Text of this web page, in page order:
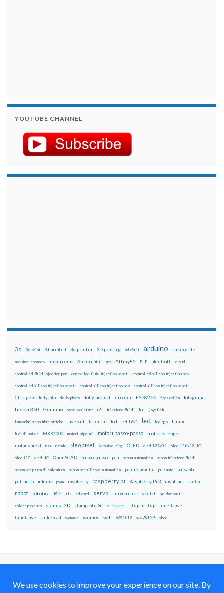
YOUTUBE CHANNEL
3d 3d print 3d printed 3d printer 3D printing adafruit arduino arduino ide
arduino leonardo arduino uno Arduino Yún arm Attiny85 BLE bluetooth cloud
controlled fluid injection pen controlled fluid injection pencil controlled silicon injection pen
controlled silicon injection pencil control silicon injection pen control silicon injection pencil
CtrlJ pen dolly foto dolly photo dolly project encoder ESP8266 fibra ottica fotografia
fusion 360 Genuino home assistant i2c iniezione fluidi IoT joystick
lampadario con fibre ottiche lasercut laser cut lcd lcd 16x2 led led rgb Linux
luci di natale MKR1000 motori bipolari motori passo-passo motori stepper
motor shield nas natale Neopixel Neopixel ring OLED oled 128x32 oled 128x32 IIC
oled i2C oled IIC OpenSCAD passo-passo pcb penna automatica penna iniezione fluidi
penna per pasta di saldatura penna per silicone automatica potenziometro pulsante pulsanti
pulsanti e arduino pwm raspberry raspberry pi Raspberry Pi 3 raspbian ricetta
robot robotica RPi rtc sd card servo servomotori sketch solder past
solder past pen stampa 3D stampante 3d stepper step to step time-lapse
timelapse tinkercad wemake wemos wifi WS2812 ws2812B xbee